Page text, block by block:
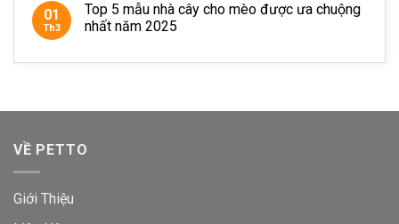
01
Th3
Top 5 mẫu nhà cây cho mèo được ưa chuộng
nhất năm 2025
VỀ PETTO
Giới Thiệu